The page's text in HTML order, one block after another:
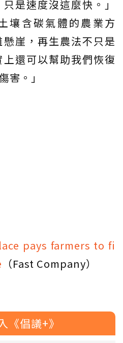
是速度沒這麼快。」
壤含碳氣體的農業方
崖，再生農法不只是
還可以幫助我們恢復
害。」
pays farmers to fi
（Fast Company）
倡議+》